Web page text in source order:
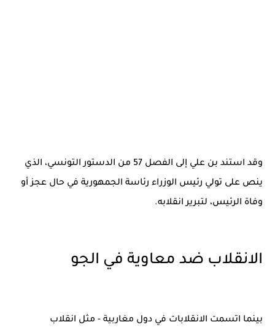
وقد استند بن علي إلى الفصل 57 من الدستور التونسي، الذي
ينص على تولي رئيس الوزراء رئاسة الجمهورية في حال عجز أو
وفاة الرئيس، لتبرير انقلابه.
الانقلاب ضد معاوية في الجو
بينما اتسمت الانقلابات في دول مغاربية - مثل انقلاب